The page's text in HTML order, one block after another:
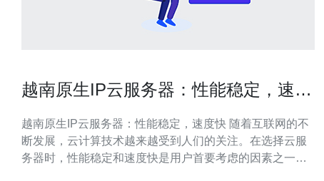
越南原生IP云服务器：性能稳定，速度
越南原生IP云服务器：性能稳定，速度快 随着互联网的不
断发展，云计算技术越来越受到人们的关注。在选择云服
务器时，性能稳定和速度快是用户首要考虑的因素之一。